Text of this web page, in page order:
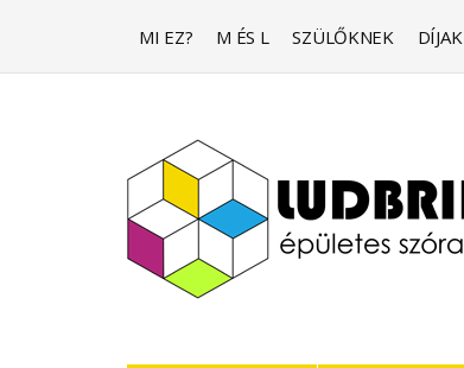
MI EZ? M ÉS L SZÜLŐKNEK DÍJAK